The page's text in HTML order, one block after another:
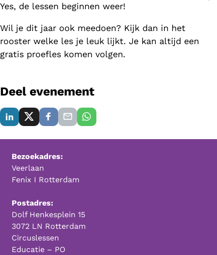
Yes, de lessen beginnen weer!
Wil je dit jaar ook meedoen? Kijk dan in het
rooster welke les je leuk lijkt. Je kan altijd een
gratis proefles komen volgen.
Deel evenement
Bezoekadres:
Veerlaan
Fenix I Rotterdam
Postadres:
Dolf Henkesplein 15
3072 LN Rotterdam
Circuslessen
Educatie – PO